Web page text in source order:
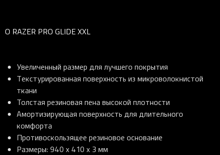
О RAZER PRO GLIDE XXL
Увеличенный размер для лучшего покрытия
Текстурированная поверхность из микроволокнистой
ткани
Толстая резиновая пена высокой плотности
Амортизирующая поверхность для длительного
комфорта
Противоскользящее резиновое основание
Размеры: 940 x 410 x 3 мм